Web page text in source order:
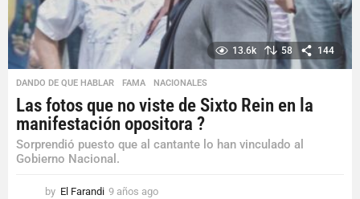
13.6k 58 144
DANDO DE QUE HABLAR ,FAMA ,NACIONALES
Las fotos que no viste de Sixto Rein en la
manifestación opositora ?
Sorprendió puesto que al cantante lo han vinculado al
Gobierno Nacional.
by El Farandi 9 años ago